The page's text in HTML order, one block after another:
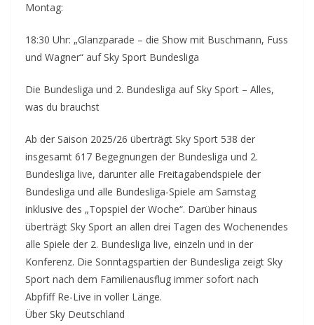
Montag:
18:30 Uhr: „Glanzparade – die Show mit Buschmann, Fuss
und Wagner“ auf Sky Sport Bundesliga
Die Bundesliga und 2. Bundesliga auf Sky Sport – Alles,
was du brauchst
Ab der Saison 2025/26 überträgt Sky Sport 538 der
insgesamt 617 Begegnungen der Bundesliga und 2.
Bundesliga live, darunter alle Freitagabendspiele der
Bundesliga und alle Bundesliga-Spiele am Samstag
inklusive des „Topspiel der Woche“. Darüber hinaus
überträgt Sky Sport an allen drei Tagen des Wochenendes
alle Spiele der 2. Bundesliga live, einzeln und in der
Konferenz. Die Sonntagspartien der Bundesliga zeigt Sky
Sport nach dem Familienausflug immer sofort nach
Abpfiff Re-Live in voller Länge.
Über Sky Deutschland